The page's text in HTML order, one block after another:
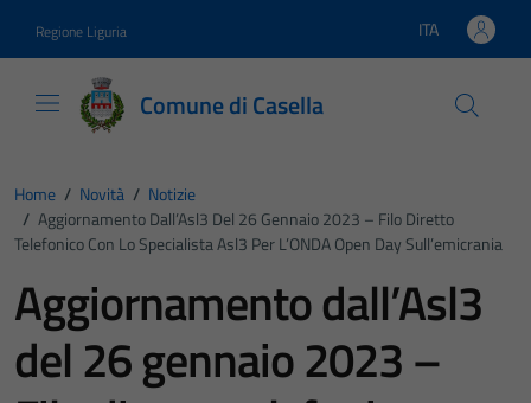
Regione Liguria Lingua attiva:
ITA
Comune di Casella
Home / Novità / Notizie
/ Aggiornamento Dall’Asl3 Del 26 Gennaio 2023 – Filo Diretto
Telefonico Con Lo Specialista Asl3 Per L’ONDA Open Day Sull’emicrania
Aggiornamento dall’Asl3
del 26 gennaio 2023 –